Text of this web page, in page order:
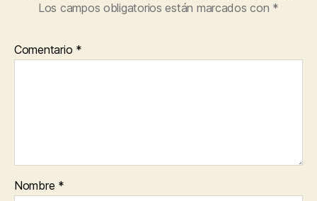
Los campos obligatorios están marcados con *
Comentario *
Nombre *